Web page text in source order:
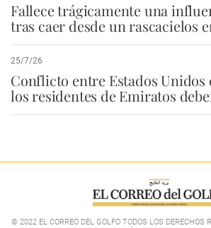
Fallece trágicamente una
tras caer desde un rascacielos
25/7/26
Conflicto entre Estados Unidos
los residentes de Emiratos
© 2022 EL CORREO DEL GOLFO TODOS LOS DERECHOS